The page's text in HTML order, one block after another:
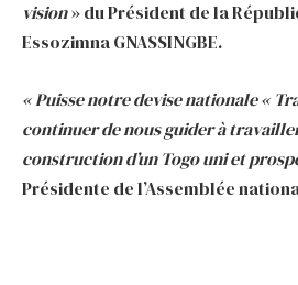
vision» du Président de la
Essozimna GNASSINGBE.
« Puisse notre devise nationale «
continuer de nous guider à
construction d’un Togo uni et
Présidente de l’Assemblée